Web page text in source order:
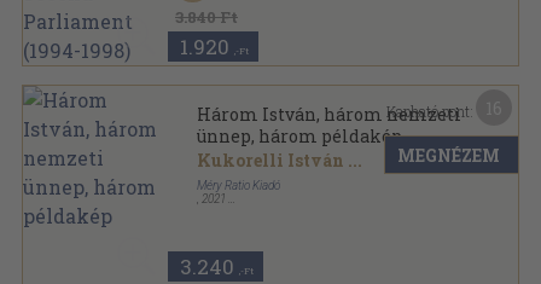
3.840 Ft
1.920 ,-Ft
Három István, három nemzeti
ünnep, három példakép
Kukorelli István ...
Méry Ratio Kiadó
2021
3.240 ,-Ft
Kapható pont:
MEGNÉZEM